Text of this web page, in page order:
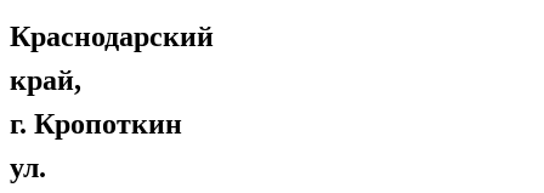
Краснодарский
край,
г. Кропоткин
ул.